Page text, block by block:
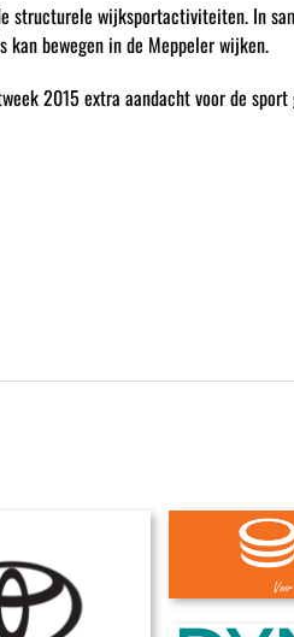
wijksportactiviteiten. In
bewegen in de Meppeler wijken.
2015 extra aandacht voor de